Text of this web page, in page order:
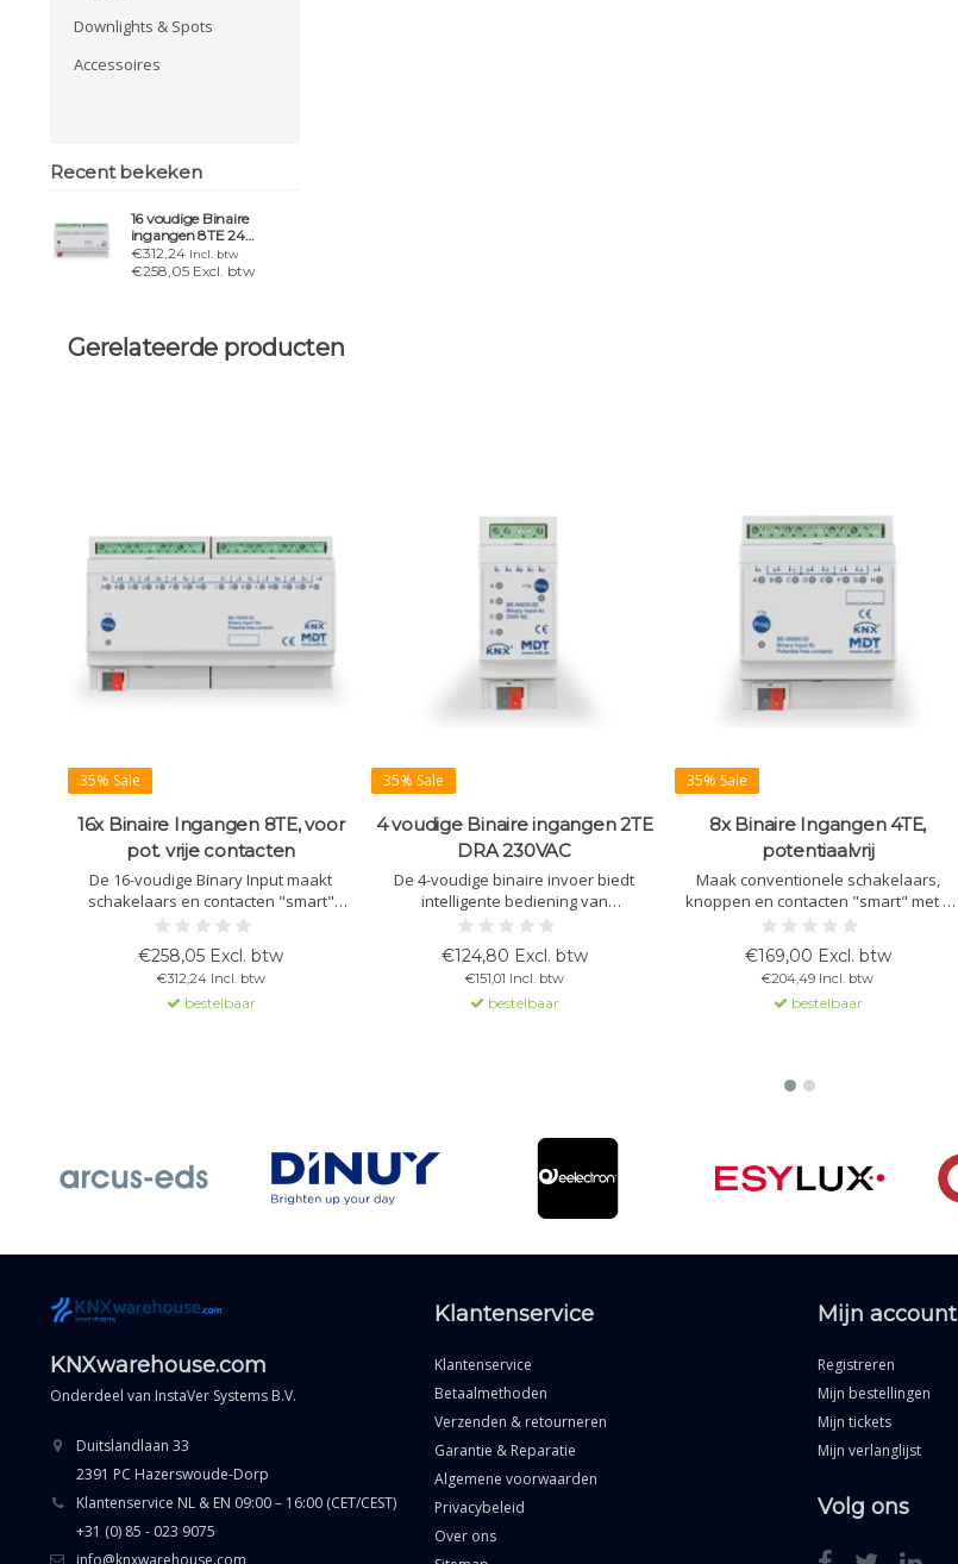
Downlights & Spots
Accessoires
Recent bekeken
16 voudige Binaire
ingangen 8TE 24
VAC/DC
€312,24 Incl. btw
€258,05 Excl. btw
Gerelateerde producten
35% Sale
16x Binaire Ingangen 8TE, voor
pot. vrije contacten
De 16-voudige Binary Input maakt
schakelaars en contacten "smart"
binnen KNX-systemen. Ondersteunt
lange/korte drukknopbediening,
geïntegreerde logica, en uitgebreide
tellerfuncties. Ideaal voor schakelaars
en raamcontacten.
€258,05 Excl. btw
€312,24 Incl. btw
bestelbaar
35% Sale
4 voudige Binaire ingangen 2TE
DRA 230VAC
De 4-voudige binaire invoer biedt
intelligente bediening van
conventionele schakelaars of
contacten. Het apparaat ondersteunt
230VAC signalen en is compatibel met
het KNX-systeem.
€124,80 Excl. btw
€151,01 Incl. btw
bestelbaar
35% Sale
8x Binaire Ingangen 4TE,
potentiaalvrij
Maak conventionele schakelaars,
knoppen en contacten "smart" met 8
aansluitingen, inclusief logische
modules, scènebeheer en
ondersteuning voor KNX-bus.
€169,00 Excl. btw
€204,49 Incl. btw
bestelbaar
KNXwarehouse.com
Onderdeel van InstaVer Systems B.V.
Duitslandlaan 33
2391 PC Hazerswoude-Dorp
Klantenservice NL & EN 09:00 – 16:00 (CET/CEST)
+31 (0) 85 - 023 9075
info@knxwarehouse.com
Klantenservice
Klantenservice
Betaalmethoden
Verzenden & retourneren
Garantie & Reparatie
Algemene voorwaarden
Privacybeleid
Over ons
Mijn account
Registreren
Mijn bestellingen
Mijn tickets
Mijn verlanglijst
Volg ons